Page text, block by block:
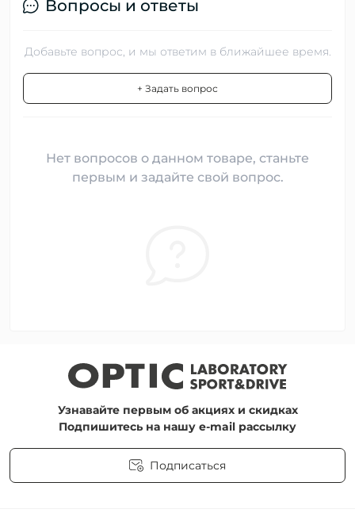
Вопросы и ответы
Добавьте вопрос, и мы ответим в ближайшее время.
+ Задать вопрос
Нет вопросов о данном товаре, станьте
первым и задайте свой вопрос.
Узнавайте первым об акциях и скидках
Подпишитесь на нашу e-mail рассылку
Подписаться
Пользовательское соглашение